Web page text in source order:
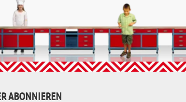
ABONNIEREN